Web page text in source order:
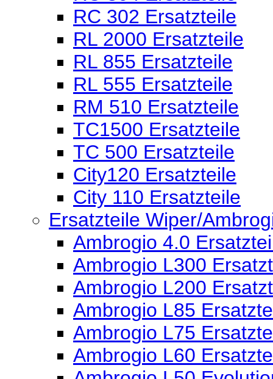
RC 302 Ersatzteile
RL 2000 Ersatzteile
RL 855 Ersatzteile
RL 555 Ersatzteile
RM 510 Ersatzteile
TC1500 Ersatzteile
TC 500 Ersatzteile
City120 Ersatzteile
City 110 Ersatzteile
Ersatzteile Wiper/
Ambrogio 4.0
Ambrogio L300
Ambrogio L200
Ambrogio L85
Ambrogio L75
Ambrogio L60